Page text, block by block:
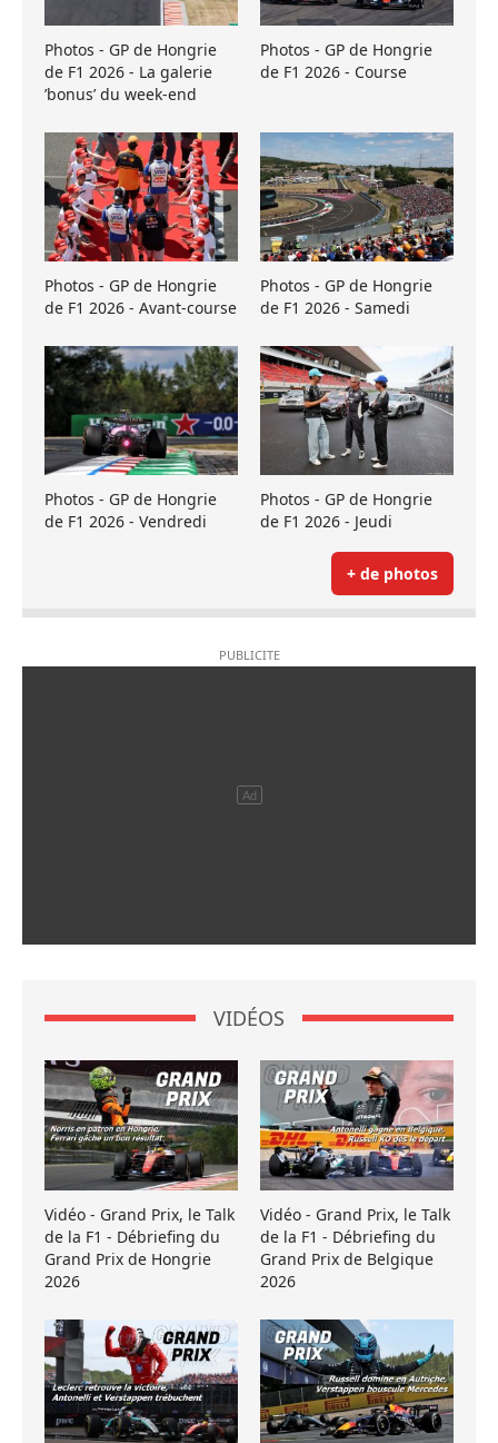
Photos - GP de Hongrie
de F1 2026 - La galerie
’bonus’ du week-end
Photos - GP de Hongrie
de F1 2026 - Course
Photos - GP de Hongrie
de F1 2026 - Avant-course
Photos - GP de Hongrie
de F1 2026 - Samedi
Photos - GP de Hongrie
de F1 2026 - Vendredi
Photos - GP de Hongrie
de F1 2026 - Jeudi
+ de photos
VIDÉOS
Vidéo - Grand Prix, le Talk
de la F1 - Débriefing du
Grand Prix de Hongrie
2026
Vidéo - Grand Prix, le Talk
de la F1 - Débriefing du
Grand Prix de Belgique
2026